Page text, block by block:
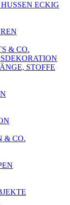
ECKIG
& CO.
STOFFE
& CO.